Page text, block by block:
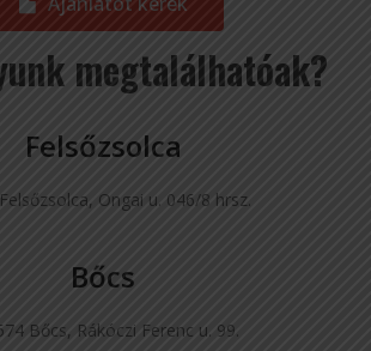
megtalálhatóak?
Felsőzsolca
Ongai u. 046/8 hrsz.​
Bőcs
Bőcs, Rákóczi Ferenc u. 99.